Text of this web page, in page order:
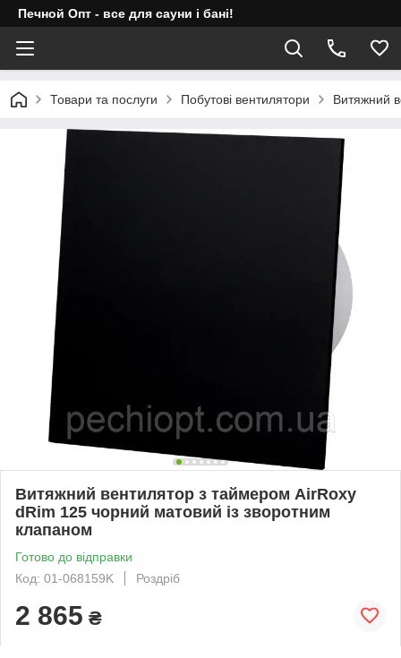
Печной Опт - все для сауни і бані!
Товари та послуги Побутові вентилятори Витяжний
Витяжний вентилятор з таймером AirRoxy
dRim 125 чорний матовий із зворотним
клапаном
Готово до відправки
Код: 01-068159K
Роздріб
2 865 ₴